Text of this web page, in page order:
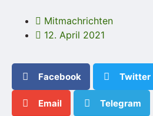
Mitmachrichten
12. April 2021
Facebook Twitter
Email Telegram